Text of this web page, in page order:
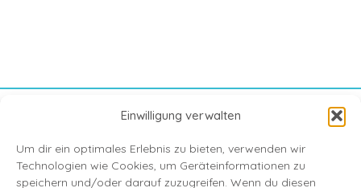
Einwilligung verwalten
Um dir ein optimales Erlebnis zu bieten, verwenden wir
Technologien wie Cookies, um Geräteinformationen zu
speichern und/oder darauf zuzugreifen. Wenn du diesen
Shop
Über mich